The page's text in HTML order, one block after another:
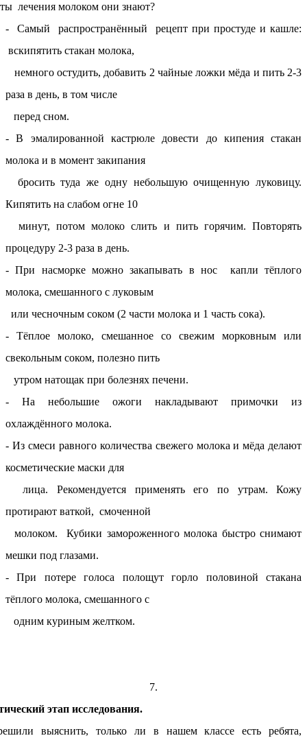
лечения молоком они знают?
- Самый распространённый рецепт при простуде и кашле:
вскипятить стакан молока,
немного остудить, добавить 2 чайные ложки мёда и пить 2-3
раза в день, в том числе
перед сном.
- В эмалированной кастрюле довести до кипения стакан
молока и в момент закипания
бросить туда же одну небольшую очищенную луковицу.
Кипятить на слабом огне 10
минут, потом молоко слить и пить горячим. Повторять
процедуру 2-3 раза в день.
- При насморке можно закапывать в нос капли тёплого
молока, смешанного с луковым
или чесночным соком (2 части молока и 1 часть сока).
- Тёплое молоко, смешанное со свежим морковным или
свекольным соком, полезно пить
утром натощак при болезнях печени.
- На небольшие ожоги накладывают примочки из
охлаждённого молока.
- Из смеси равного количества свежего молока и мёда делают
косметические маски для
лица. Рекомендуется применять его по утрам. Кожу
протирают ваткой, смоченной
молоком. Кубики замороженного молока быстро снимают
мешки под глазами.
- При потере голоса полощут горло половиной стакана
тёплого молока, смешанного с
одним куриным желтком.
7.
этап исследования.
выяснить, только ли в нашем классе есть ребята,